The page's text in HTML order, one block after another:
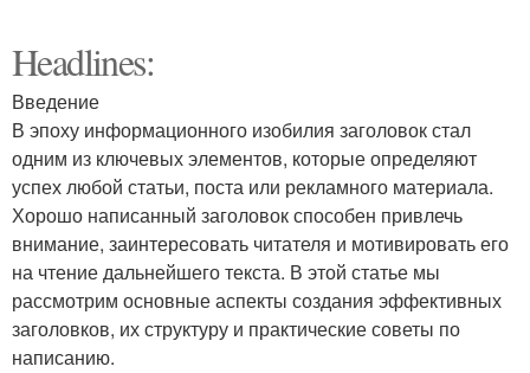
Headlines:
Введение
В эпоху информационного изобилия заголовок стал
одним из ключевых элементов, которые определяют
успех любой статьи, поста или рекламного материала.
Хорошо написанный заголовок способен привлечь
внимание, заинтересовать читателя и мотивировать его
на чтение дальнейшего текста. В этой статье мы
рассмотрим основные аспекты создания эффективных
заголовков, их структуру и практические советы по
написанию.